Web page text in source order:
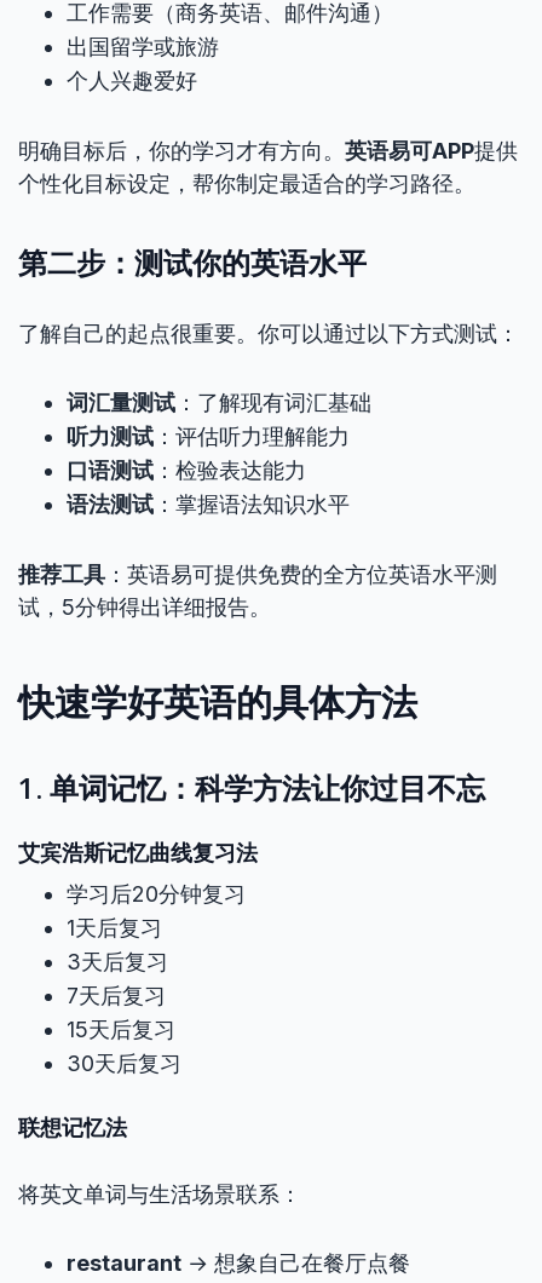
工作需要（商务英语、邮件沟通）
出国留学或旅游
个人兴趣爱好
明确目标后，你的学习才有方向。 英语易可APP提供
个性化目标设定，帮你制定最适合的学习路径。
第二步：测试你的英语水平
了解自己的起点很重要。你可以通过以下方式测试：
词汇量测试 ：了解现有词汇基础
听力测试 ：评估听力理解能力
口语测试 ：检验表达能力
语法测试 ：掌握语法知识水平
推荐工具 ：英语易可提供免费的全方位英语水平测
试，5分钟得出详细报告。
快速学好英语的具体方法
1. 单词记忆：科学方法让你过目不忘
艾宾浩斯记忆曲线复习法
学习后20分钟复习
1天后复习
3天后复习
7天后复习
15天后复习
30天后复习
联想记忆法
将英文单词与生活场景联系：
restaurant → 想象自己在餐厅点餐